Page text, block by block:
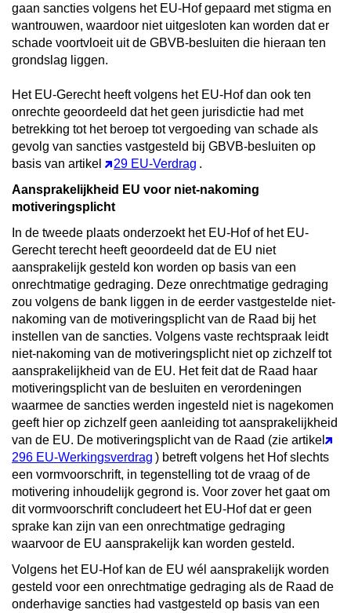
gaan sancties volgens het EU-Hof gepaard met stigma en
wantrouwen, waardoor niet uitgesloten kan worden dat er
schade voortvloeit uit de GBVB-besluiten die hieraan ten
grondslag liggen.
Het EU-Gerecht heeft volgens het EU-Hof dan ook ten
onrechte geoordeeld dat het geen jurisdictie had met
betrekking tot het beroep tot vergoeding van schade als
gevolg van sancties vastgesteld bij GBVB-besluiten op
basis van artikel
29 EU-Verdrag .
Aansprakelijkheid EU voor niet-nakoming
motiveringsplicht
In de tweede plaats onderzoekt het EU-Hof of het EU-
Gerecht terecht heeft geoordeeld dat de EU niet
aansprakelijk gesteld kon worden op basis van een
onrechtmatige gedraging. Deze onrechtmatige gedraging
zou volgens de bank liggen in de eerder vastgestelde niet-
nakoming van de motiveringsplicht van de Raad bij het
instellen van de sancties. Volgens vaste rechtspraak leidt
niet-nakoming van de motiveringsplicht niet op zichzelf tot
aansprakelijkheid van de EU. Het feit dat de Raad haar
motiveringsplicht van de besluiten en verordeningen
waarmee de sancties werden ingesteld niet is nagekomen
geeft hier op zichzelf geen aanleiding tot aansprakelijkheid
van de EU. De motiveringsplicht van de Raad (zie artikel
296 EU-Werkingsverdrag ) betreft volgens het Hof slechts
een vormvoorschrift, in tegenstelling tot de vraag of de
motivering inhoudelijk gegrond is. Voor zover het gaat om
dit vormvoorschrift concludeert het EU-Hof dat er geen
sprake kan zijn van een onrechtmatige gedraging
waarvoor de EU aansprakelijk kan worden gesteld.
Volgens het EU-Hof kan de EU wél aansprakelijk worden
gesteld voor een onrechtmatige gedraging als de Raad de
onderhavige sancties had vastgesteld op basis van een